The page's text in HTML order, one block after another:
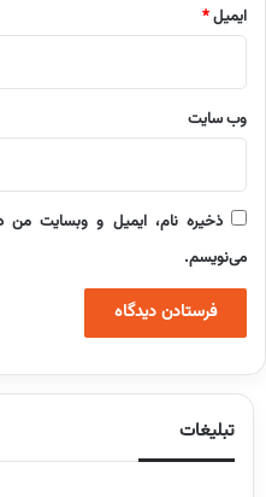
ایمیل*
وب‌ سایت
ذخیره نام، ایمیل و وبسایت من
می‌نویسم.
تبلیغات